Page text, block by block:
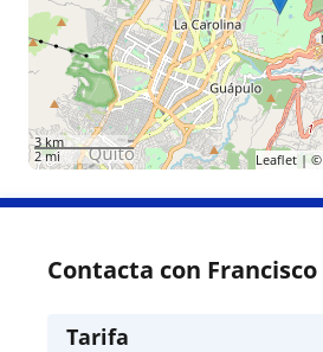
3 km
2 mi
Leaflet| ©
Contacta con Francisco
Tarifa